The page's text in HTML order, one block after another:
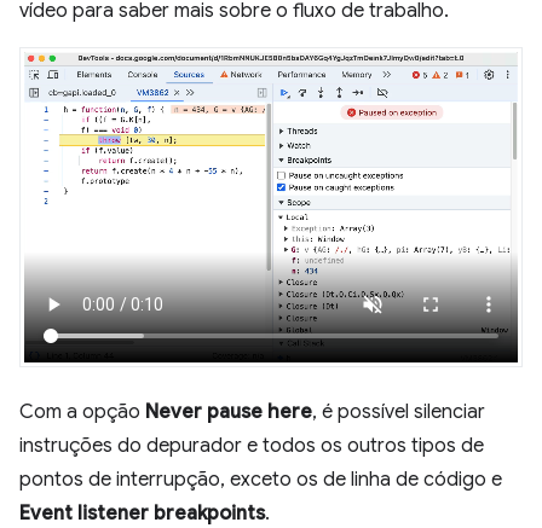
vídeo para saber mais sobre o fluxo de trabalho.
Com a opção Never pause here, é possível silenciar
instruções do depurador e todos os outros tipos de
pontos de interrupção, exceto os de linha de código e
Event listener breakpoints.